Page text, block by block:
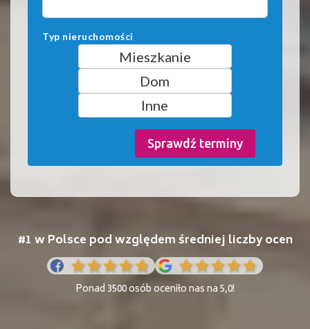
Typ nieruchomości
Mieszkanie
Dom
Inne
Sprawdź terminy
#1 w Polsce pod względem średniej liczby ocen
Ponad 3500 osób oceniło nas na 5,0!